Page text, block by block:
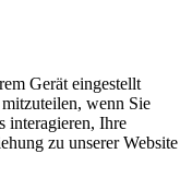
Gerät eingestellt
wenn Sie
interagieren, Ihre
zu unserer Website